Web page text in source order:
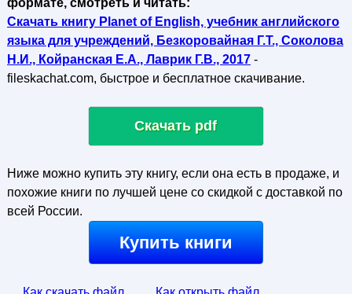
формате, смотреть и читать:
Скачать книгу Planet of English, учебник английского
языка для учреждений, Безкоровайная Г.Т., Соколова
Н.И., Койранская Е.А., Лаврик Г.В., 2017-
fileskachat.com, быстрое и бесплатное скачивание.
Скачать pdf
Ниже можно купить эту книгу, если она есть в продаже, и
похожие книги по лучшей цене со скидкой с доставкой по
всей России.
Купить книги